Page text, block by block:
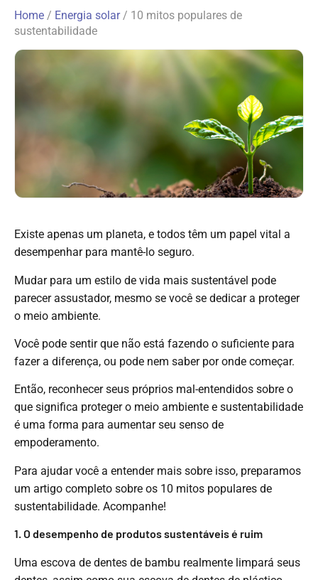
Home / Energia solar/ 10 mitos populares de
sustentabilidade
Existe apenas um planeta, e todos têm um papel vital a
desempenhar para mantê-lo seguro.
Mudar para um estilo de vida mais sustentável pode
parecer assustador, mesmo se você se dedicar a proteger
o meio ambiente.
Você pode sentir que não está fazendo o suficiente para
fazer a diferença, ou pode nem saber por onde começar.
Então, reconhecer seus próprios mal-entendidos sobre o
que significa proteger o meio ambiente e sustentabilidade
é uma forma para aumentar seu senso de
empoderamento.
Para ajudar você a entender mais sobre isso, preparamos
um artigo completo sobre os 10 mitos populares de
sustentabilidade. Acompanhe!
1. O desempenho de produtos sustentáveis ​​é ruim
Uma escova de dentes de bambu realmente limpará seus